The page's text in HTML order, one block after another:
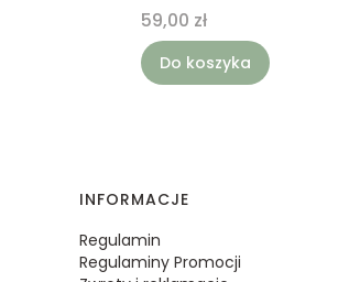
Cena
59,00 zł
Do koszyka
Linki w stopce
INFORMACJE
Regulamin
Regulaminy Promocji